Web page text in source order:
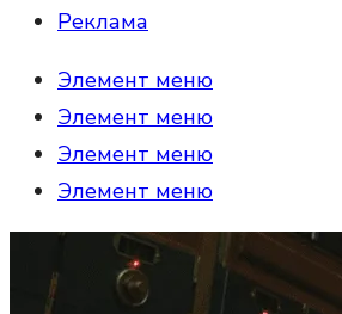
Реклама
Элемент меню
Элемент меню
Элемент меню
Элемент меню